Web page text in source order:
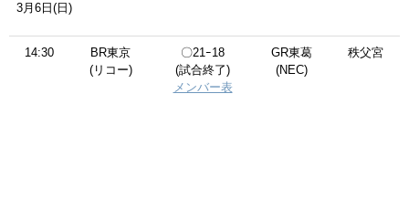
3月6日(日)
14:30
BR東京
(リコー)
〇21ｰ18
(試合終了)
メンバー表
GR東葛
(NEC)
秩父宮